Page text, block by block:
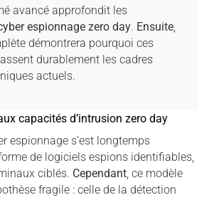
avancé approfondit les
espionnage zero day. Ensuite,
démontrera pourquoi ces
durablement les cadres
actuels.
capacités d’intrusion zero day
espionnage s’est longtemps
de logiciels espions identifiables,
ciblés. Cependant, ce modèle
fragile : celle de la détection